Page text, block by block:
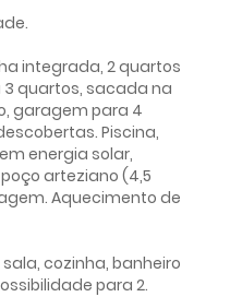
integrada, 2 quartos
quartos, sacada na
garagem para 4
Piscina,
energia solar,
arteziano (4,5
Aquecimento de
cozinha, banheiro
para 2.